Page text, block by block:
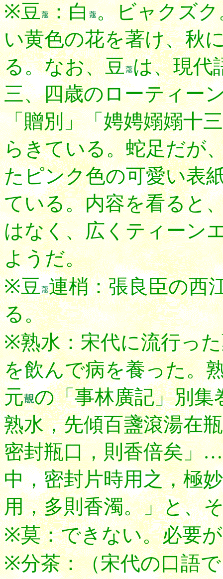
※豆 ：白 。ビャクズ
い黄色の花を著け、秋
る。なお、豆 は、現代
三、四歳のローティー
「贈別」「娉娉嫋嫋十
らきている。蛇足だが
たピンク色の可愛い表
ている。内容を看ると
はなく、広くティーン
ようだ。
※豆 連梢：張良臣の西
る。
※熟水：宋代に流行っ
を飲んで病を養った。
元 の「事林廣記」別集
熟水，先傾百盞滾湯在
密封瓶口，則香倍矣」
中，密封片時用之，極
用，多則香濁。」と、
※莫：できない。必要
※分茶：（宋代の口語